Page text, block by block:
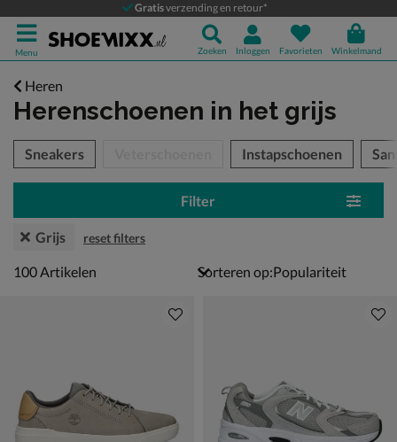
Gratisverzending en retour*
Menu Zoeken Inloggen Favorieten Winkelmand
Heren
Herenschoenen in het grijs
over
Sneakers Instapschoenen
Filter
Grijs reset filters
100 artikelen
100Artikelen Sorteren op: